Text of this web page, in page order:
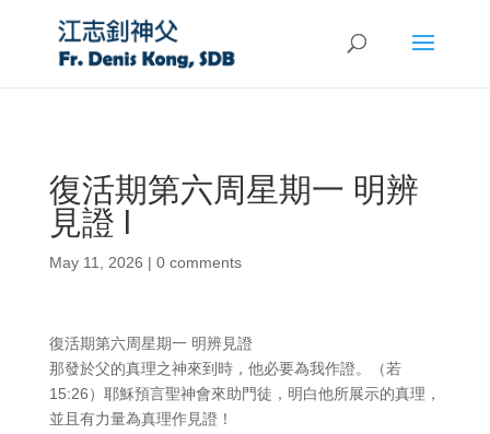
復活期第六周星期一 明辨
見證 l
May 11, 2026 | 0 comments
復活期第六周星期一 明辨見證
那發於父的真理之神來到時，他必要為我作證。（若
15:26）耶穌預言聖神會來助門徒，明白他所展示的真理，
並且有力量為真理作見證！